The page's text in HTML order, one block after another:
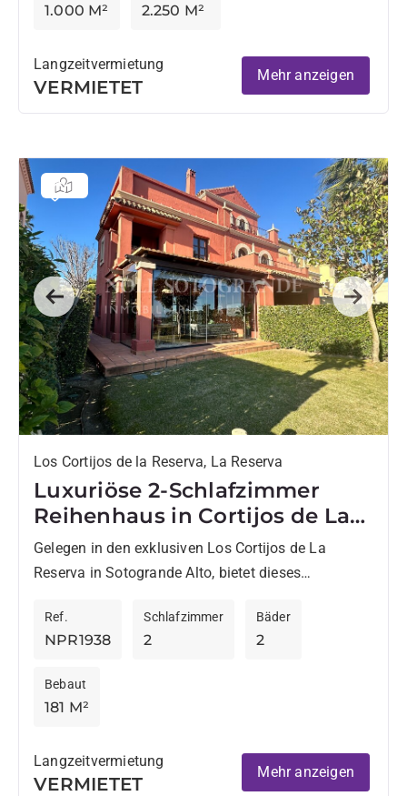
1.000 M² 2.250 M²
Langzeitvermietung
VERMIETET
Mehr anzeigen
Previous Next
Los Cortijos de la Reserva, La Reserva
Luxuriöse 2-Schlafzimmer
Reihenhaus in Cortijos de La
Reserva
Gelegen in den exklusiven Los Cortijos de La
Reserva in Sotogrande Alto, bietet dieses
aus Komfort und exklusiver Lage. Auf...
NPR1938
Ref.
2
Schlafzimmer
2
Bäder
181 M²
Bebaut
Langzeitvermietung
VERMIETET
Mehr anzeigen